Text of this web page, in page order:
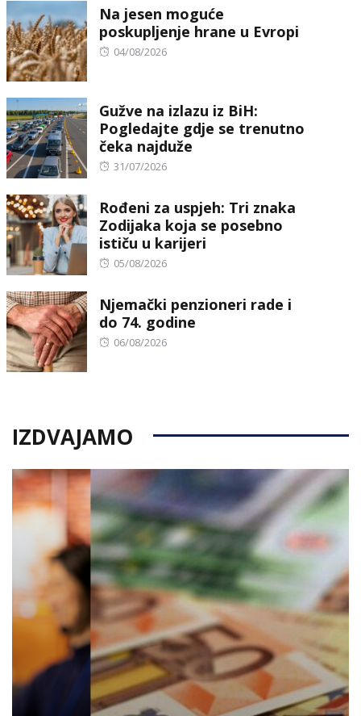
Na jesen moguće
poskupljenje hrane u Evropi
Posted
04/08/2026
Gužve na izlazu iz BiH:
Pogledajte gdje se trenutno
čeka najduže
Posted
31/07/2026
Rođeni za uspjeh: Tri znaka
Zodijaka koja se posebno
ističu u karijeri
Posted
05/08/2026
Njemački penzioneri rade i
do 74. godine
Posted
06/08/2026
IZDVAJAMO